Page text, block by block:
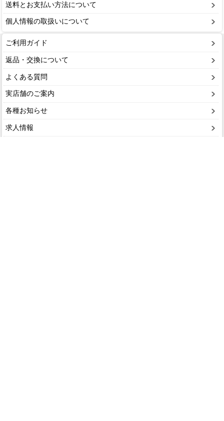
送料とお支払い方法について
個人情報の取扱いについて
ご利用ガイド
返品・交換について
よくある質問
実店舗のご案内
各種お知らせ
求人情報